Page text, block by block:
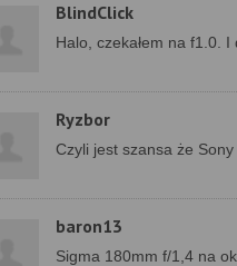
BlindClick
Halo, czekałem na f1.0.
Ryzbor
Czyli jest szansa że
baron13
Sigma 180mm f/1,4 na